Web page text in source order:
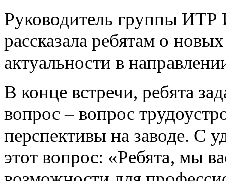
Руководитель группы
рассказала ребятам о
актуальности в
В конце встречи, ребята
вопрос – вопрос
перспективы на заводе. С
этот вопрос: «Ребята, мы